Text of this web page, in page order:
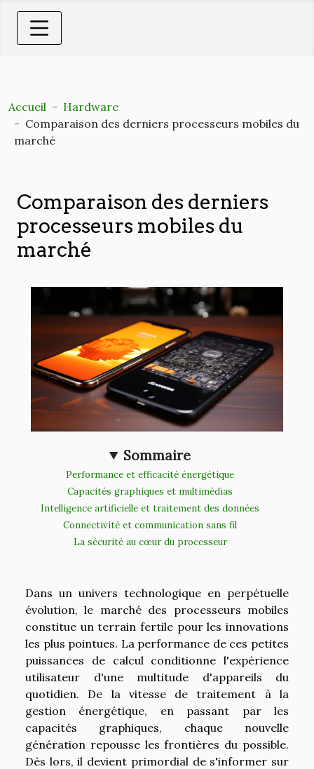
Accueil
Hardware
Comparaison des derniers processeurs mobiles du
marché
Comparaison des derniers
processeurs mobiles du
marché
Sommaire
Performance et efficacité énergétique
Capacités graphiques et multimédias
Intelligence artificielle et traitement des données
Connectivité et communication sans fil
La sécurité au cœur du processeur
Dans un univers technologique en perpétuelle
évolution, le marché des processeurs mobiles
constitue un terrain fertile pour les innovations
les plus pointues. La performance de ces petites
puissances de calcul conditionne l'expérience
utilisateur d'une multitude d'appareils du
quotidien. De la vitesse de traitement à la
gestion énergétique, en passant par les
capacités graphiques, chaque nouvelle
génération repousse les frontières du possible.
Dès lors, il devient primordial de s'informer sur